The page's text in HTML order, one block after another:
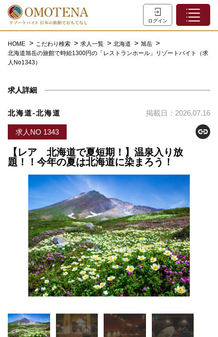
ログイン
ホーム
特集一覧
初めての方へ
お問い合わせ
よくあるご質問
会員登録
LINEでログイン
0120-932-959
【TEL受付】9:30～18:00 土日・祝日定休
HOME こだわり検索 求人一覧 北海道
旭岳
北海道旭岳の旅館で時給1300円の「レストランホール」リゾートバイト（求
人No1343）
求人詳細
北海道-北海道 掲載日：2026.07.16
求人NO 1343
【レア 北海道で夏短期！】温泉入り放
題！！今年の夏は北海道に染まろう！